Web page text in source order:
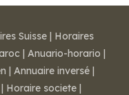
Suisse | Horaires
| Anuario-horario |
| Annuaire inversé |
| Horaire societe |